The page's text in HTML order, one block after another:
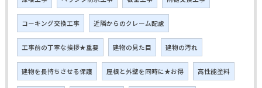
コーキング交換工事 近隣からのクレーム配慮
工事前の丁寧な挨拶★重要 建物の見た目 建物の汚れ
建物を長持ちさせる保護 屋根と外壁を同時に★お得 高性能塗料